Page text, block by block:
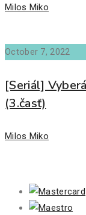
Author
Milos Miko
October 7, 2022
[Seriál]
(3.časť)
Author
Milos Miko